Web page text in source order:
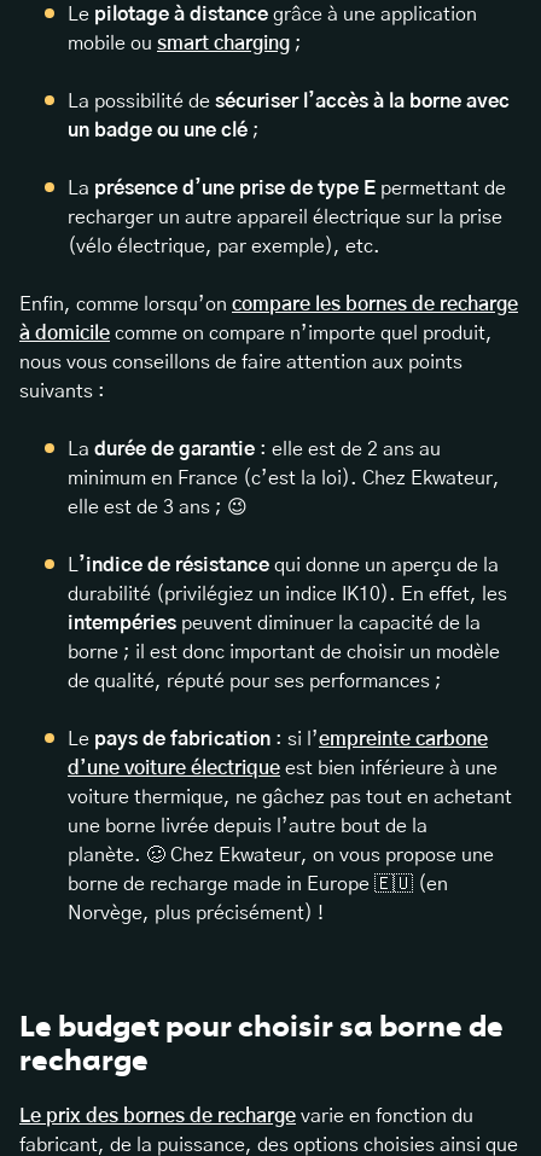
Le pilotage à distance grâce à une application
mobile ou smart charging ;
La possibilité de sécuriser l’accès à la borne avec
un badge ou une clé ;
La présence d’une prise de type E permettant de
recharger un autre appareil électrique sur la prise
(vélo électrique, par exemple), etc.
Enfin, comme lorsqu’on compare les bornes de recharge
à domicile comme on compare n’importe quel produit,
nous vous conseillons de faire attention aux points
suivants :
La durée de garantie : elle est de 2 ans au
minimum en France (c’est la loi). Chez Ekwateur,
elle est de 3 ans ; 😉
’indice de résistance qui donne un aperçu de la
durabilité (privilégiez un indice IK10). En effet, les
intempéries peuvent diminuer la capacité de la
borne ; il est donc important de choisir un modèle
de qualité, réputé pour ses performances ;
Le pays de fabrication : si l’empreinte carbone
d’une voiture électrique est bien inférieure à une
voiture thermique, ne gâchez pas tout en achetant
une borne livrée depuis l’autre bout de la
planète. 🥴 Chez Ekwateur, on vous propose une
borne de recharge made in Europe 🇪🇺 (en
Norvège, plus précisément) !
Le budget pour choisir sa borne de
recharge
Le prix des bornes de recharge varie en fonction du
fabricant, de la puissance, des options choisies ainsi que